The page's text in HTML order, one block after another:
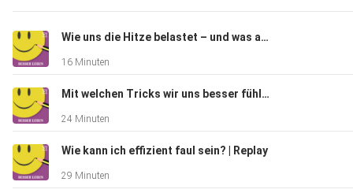
Wie uns die Hitze belastet – und was akut hilft
16 Minuten
Mit welchen Tricks wir uns besser fühlen | Replay
24 Minuten
Wie kann ich effizient faul sein? | Replay
29 Minuten